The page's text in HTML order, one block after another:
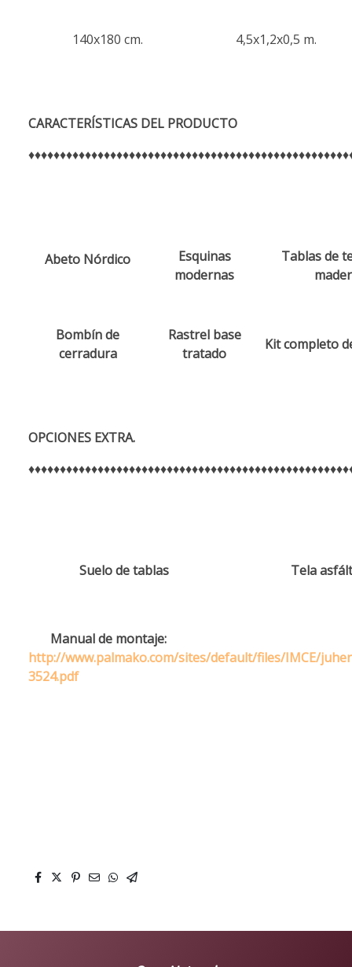
140x180 cm. 4,5x1,2x0,5 m.
CARACTERÍSTICAS DEL PRODUCTO
Abeto Nórdico
Esquinas
modernas
Tablas de
Bombín de
cerradura
Rastrel base
tratado
Kit completo
OPCIONES EXTRA.
Suelo de tablas Tela
Manual de montaje:
http://www.palmako.com/sites/default/files/IMCE/
3524.pdf